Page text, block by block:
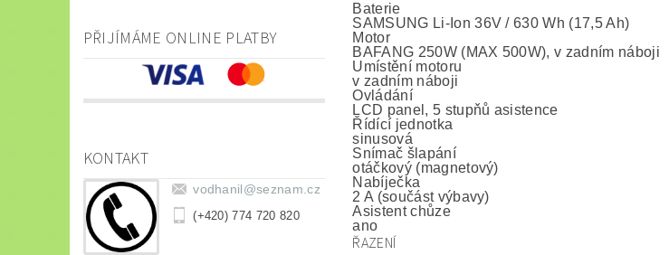
PŘIJÍMÁME ONLINE PLATBY
KONTAKT
vodhanil@seznam.cz
(+420) 774 720 820
Baterie
SAMSUNG Li-Ion 36V / 630 Wh (17,5 Ah)
Motor
BAFANG 250W (MAX 500W), v zadním náboji
Umístění motoru
v zadním náboji
Ovládání
LCD panel, 5 stupňů asistence
Řídící jednotka
sinusová
Snímač šlapání
otáčkový (magnetový)
Nabíječka
2 A (součást výbavy)
Asistent chůze
ano
ŘAZENÍ